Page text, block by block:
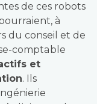
de ces robots
à
du conseil et de
comptable
et
. Ils